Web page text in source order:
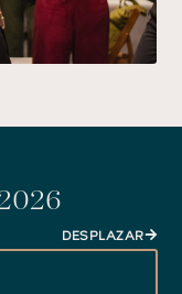
DESPLAZAR